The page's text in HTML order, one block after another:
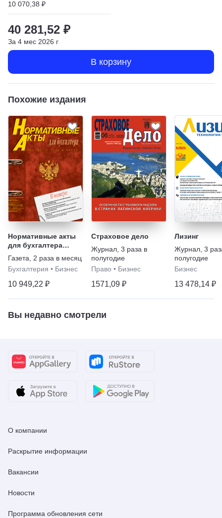
10 070,38 ₽
40 281,52 ₽
За 4 мес 2026 г
В корзину
Похожие издания
Нормативные акты
для бухгалтера
(печатный журнал +
электронная версия)
Газета
2 раза в месяц
Бухгалтерия • Бизнес
10 949,22 ₽
Страховое дело
Журнал 3 раза в
полугодие
Право • Бизнес
1571,09 ₽
Лизинг
Журнал 3
полугодие
Бизнес
13 478,14 ₽
Вы недавно смотрели
О компании
Раскрытие информации
Вакансии
Новости
Программа обновления сети